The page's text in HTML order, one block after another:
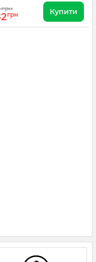
грн
грн Купити